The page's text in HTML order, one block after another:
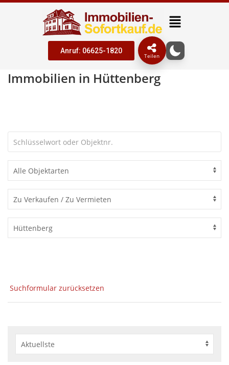
Anruf: 06625-1820
Teilen
Immobilien in Hüttenberg
Suchformular zurücksetzen